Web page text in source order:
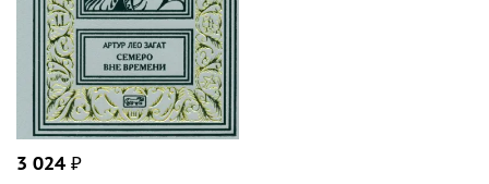
3 024 ₽